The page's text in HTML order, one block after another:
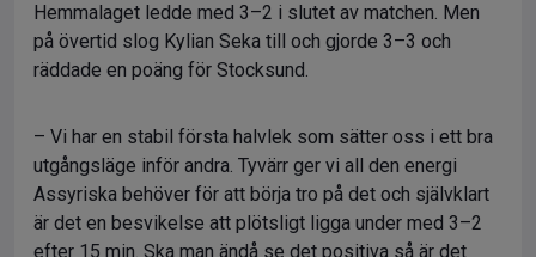
Hemmalaget ledde med 3–2 i slutet av matchen. Men
på övertid slog Kylian Seka till och gjorde 3–3 och
räddade en poäng för Stocksund.
– Vi har en stabil första halvlek som sätter oss i ett bra
utgångsläge inför andra. Tyvärr ger vi all den energi
Assyriska behöver för att börja tro på det och självklart
är det en besvikelse att plötsligt ligga under med 3–2
efter 15 min. Ska man ändå se det positiva så är det